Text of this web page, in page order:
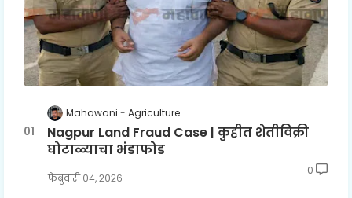
Mahawani Agriculture
Nagpur Land Fraud Case | कुहीत शेतीविक्री
घोटाळ्याचा भंडाफोड
फेब्रुवारी ०४, २०२६
0